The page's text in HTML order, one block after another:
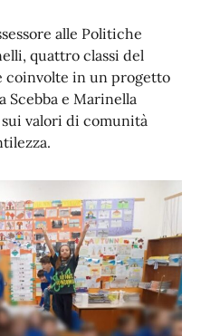
alle Politiche
quattro classi del
coinvolte in un progetto
Scebba e Marinella
valori di comunità